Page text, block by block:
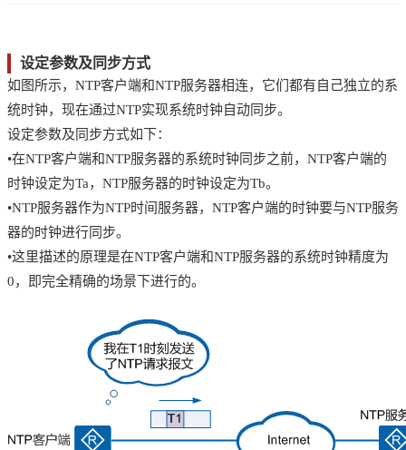
设定参数及同步方式
如图所示，NTP客户端和NTP服务器相连，它们都有自己独立的系
统时钟，现在通过NTP实现系统时钟自动同步。
设定参数及同步方式如下：
•在NTP客户端和NTP服务器的系统时钟同步之前，NTP客户端的
时钟设定为Ta，NTP服务器的时钟设定为Tb。
•NTP服务器作为NTP时间服务器，NTP客户端的时钟要与NTP服务
器的时钟进行同步。
•这里描述的原理是在NTP客户端和NTP服务器的系统时钟精度为
0，即完全精确的场景下进行的。